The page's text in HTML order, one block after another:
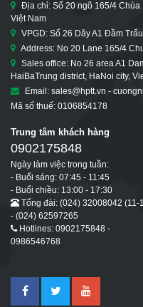
Địa chỉ: Số 20 ngõ 165/4
Việt Nam
VPGD: Số 26 Dãy A1 Đầm
Address: No 20 Lane 165/4
Sales office: No 26 area A1
HaiBaTrung district, HaNoi city,
Email: sales@hptt.vn -
Mã số thuế: 0106854178
Trung tâm khách hàng
0902175848
Ngày làm việc trong tuần:
- Buổi sáng: 07:45 - 11:45
- Buổi chiều: 13:00 - 17:30
Tổng đài: (024) 32008042 (11-
- (024) 62597265
Hotlines: 0902175848 -
0986546768